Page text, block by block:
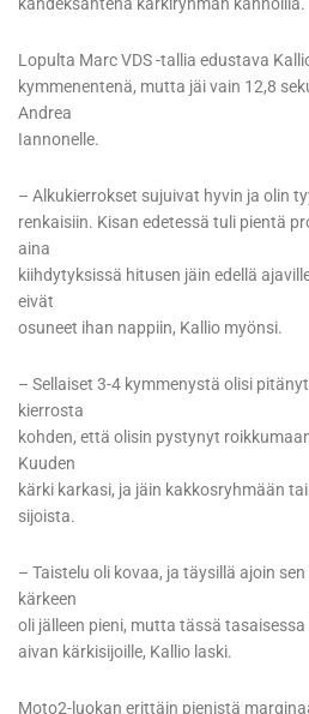
kahdeksantena kärkiryhmän kannoilla.
Lopulta Marc VDS -tallia edustava
kymmenentenä, mutta jäi vain 12,8
Andrea
Iannonelle.
– Alkukierrokset sujuivat hyvin ja olin
renkaisiin. Kisan edetessä tuli pientä
aina
kiihdytyksissä hitusen jäin edellä
eivät
osuneet ihan nappiin, Kallio myönsi.
– Sellaiset 3-4 kymmenystä olisi
kierrosta
kohden, että olisin pystynyt
Kuuden
kärki karkasi, ja jäin kakkosryhmään
sijoista.
– Taistelu oli kovaa, ja täysillä ajoin
kärkeen
oli jälleen pieni, mutta tässä
aivan kärkisijoille, Kallio laski.
Moto2-luokan erittäin pienistä